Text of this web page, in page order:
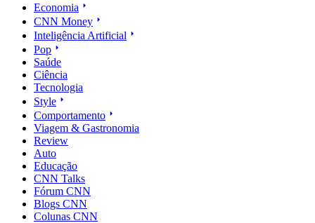
Economia
CNN Money
Inteligência Artificial
Pop
Saúde
Ciência
Tecnologia
Style
Comportamento
Viagem & Gastronomia
Review
Auto
Educação
CNN Talks
Fórum CNN
Blogs CNN
Colunas CNN